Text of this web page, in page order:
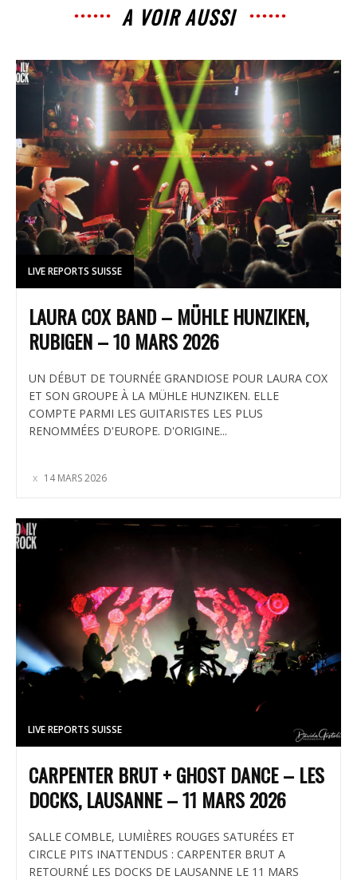
A VOIR AUSSI
LIVE REPORTS SUISSE
LAURA COX BAND – MÜHLE HUNZIKEN,
RUBIGEN – 10 MARS 2026
UN DÉBUT DE TOURNÉE GRANDIOSE POUR LAURA COX
ET SON GROUPE À LA MÜHLE HUNZIKEN. ELLE
COMPTE PARMI LES GUITARISTES LES PLUS
RENOMMÉES D'EUROPE. D'ORIGINE...
14 MARS 2026
LIVE REPORTS SUISSE
CARPENTER BRUT + GHOST DANCE – LES
DOCKS, LAUSANNE – 11 MARS 2026
SALLE COMBLE, LUMIÈRES ROUGES SATURÉES ET
CIRCLE PITS INATTENDUS : CARPENTER BRUT A
RETOURNÉ LES DOCKS DE LAUSANNE LE 11 MARS